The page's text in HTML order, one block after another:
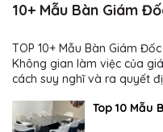
10+ Mẫu Bàn Giám
TOP 10+ Mẫu Bàn Giám
Không gian làm việc của
cách suy nghĩ và ra quyết
Top 10 Mẫu